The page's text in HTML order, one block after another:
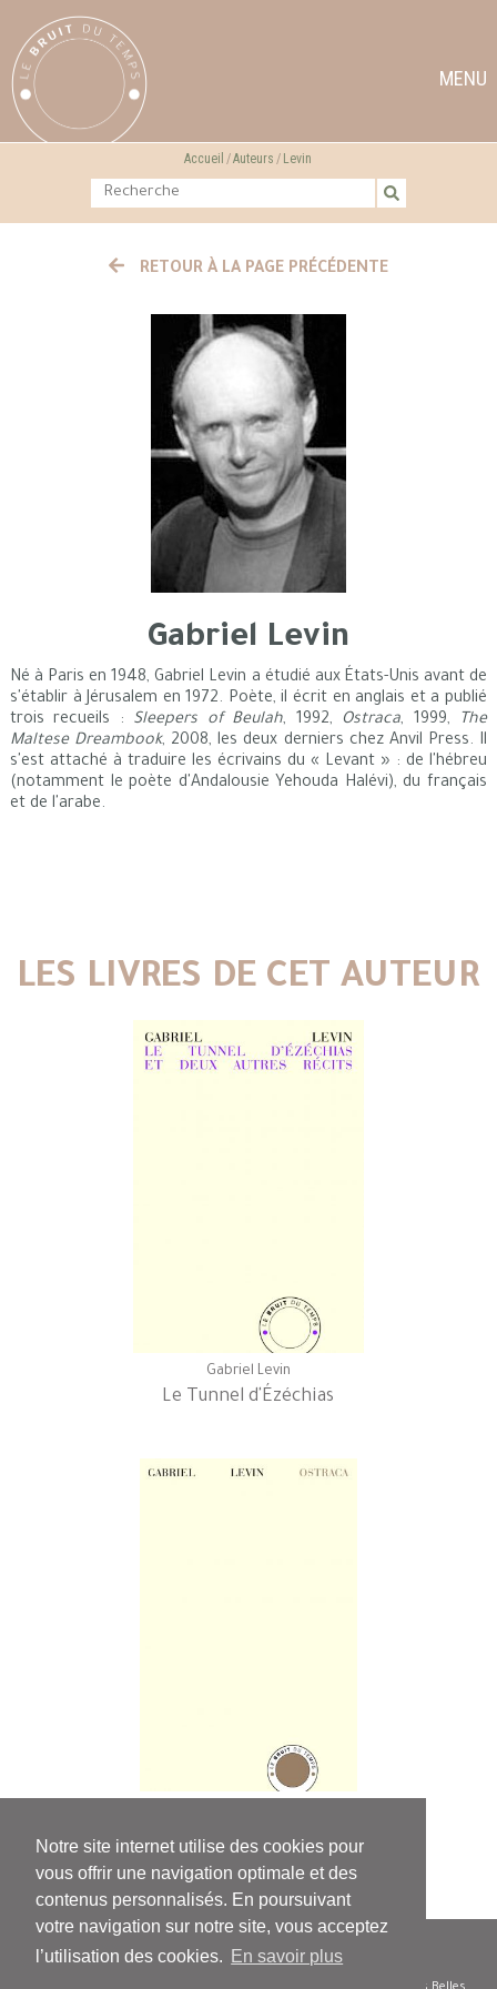
Notre site internet utilise des cookies pour
vous offrir une navigation optimale et des
contenus personnalisés. En poursuivant
votre navigation sur notre site, vous acceptez
l’utilisation des cookies.
En savoir plus
MENU
Accueil Auteurs Levin
RETOUR À LA PAGE PRÉCÉDENTE
Gabriel Levin
Né à Paris en 1948, Gabriel Levin a étudié aux États-Unis avant de
s'établir à Jérusalem en 1972. Poète, il écrit en anglais et a publié
trois recueils : Sleepers of Beulah, 1992, Ostraca, 1999,
The
Maltese Dreambook, 2008, les deux derniers chez Anvil Press. Il
s'est attaché à traduire les écrivains du « Levant » : de l'hébreu
(notamment le poète d'Andalousie Yehouda Halévi), du français
et de l'arabe.
LES LIVRES DE CET AUTEUR
Gabriel Levin
Le Tunnel d'Ézéchias
Ostraca